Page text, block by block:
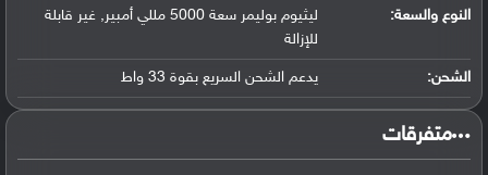
النوع والسعة:
ليثيوم بوليمر سعة 5000 مللي أمبير, غير قابلة
للإزالة
الشحن: يدعم الشحن السريع بقوة 33 واط
‏متفرقات‏